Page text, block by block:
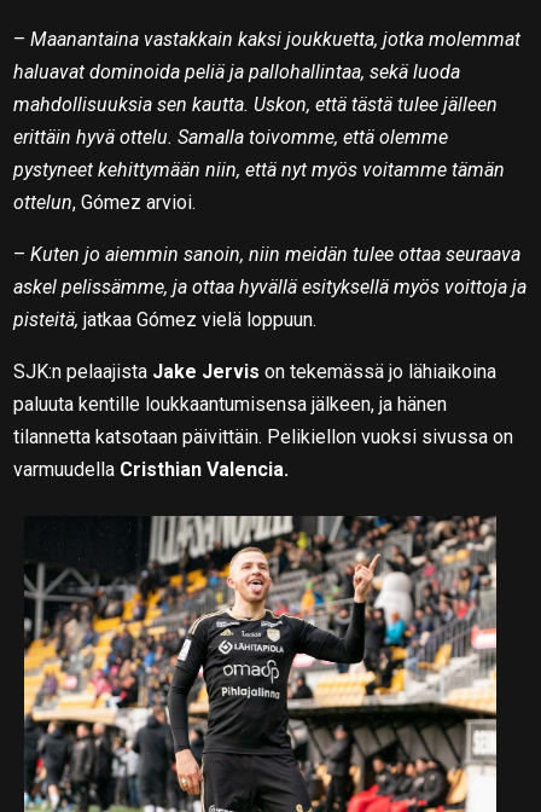
–Maanantaina vastakkain kaksi joukkuetta, jotka molemmat
haluavat dominoida peliä ja pallohallintaa, sekä luoda
mahdollisuuksia sen kautta. Uskon, että tästä tulee jälleen
erittäin hyvä ottelu. Samalla toivomme, että olemme
pystyneet kehittymään niin, että nyt myös voitamme tämän
ottelun, Gómez arvioi.
–Kuten jo aiemmin sanoin, niin meidän tulee ottaa seuraava
askel pelissämme, ja ottaa hyvällä esityksellä myös voittoja ja
pisteitä, jatkaa Gómez vielä loppuun.
SJK:n pelaajista Jake Jervis on tekemässä jo lähiaikoina
paluuta kentille loukkaantumisensa jälkeen, ja hänen
tilannetta katsotaan päivittäin. Pelikiellon vuoksi sivussa on
varmuudella Cristhian Valencia.